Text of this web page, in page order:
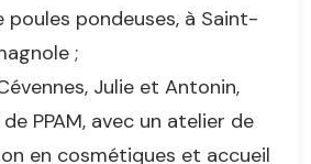
poules pondeuses, à Saint-
;
Julie et Antonin,
PPAM, avec un atelier de
en cosmétiques et accueil